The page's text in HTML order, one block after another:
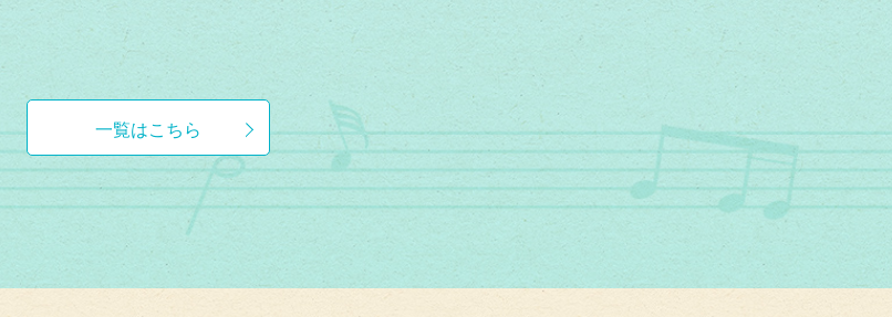
一覧はこちら